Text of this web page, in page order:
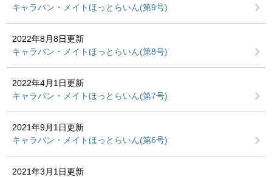
キャラバン・メイトほっとらいん(第9号)
2022年8月8日更新
キャラバン・メイトほっとらいん(第8号)
2022年4月1日更新
キャラバン・メイトほっとらいん(第7号)
2021年9月1日更新
キャラバン・メイトほっとらいん(第6号)
2021年3月1日更新